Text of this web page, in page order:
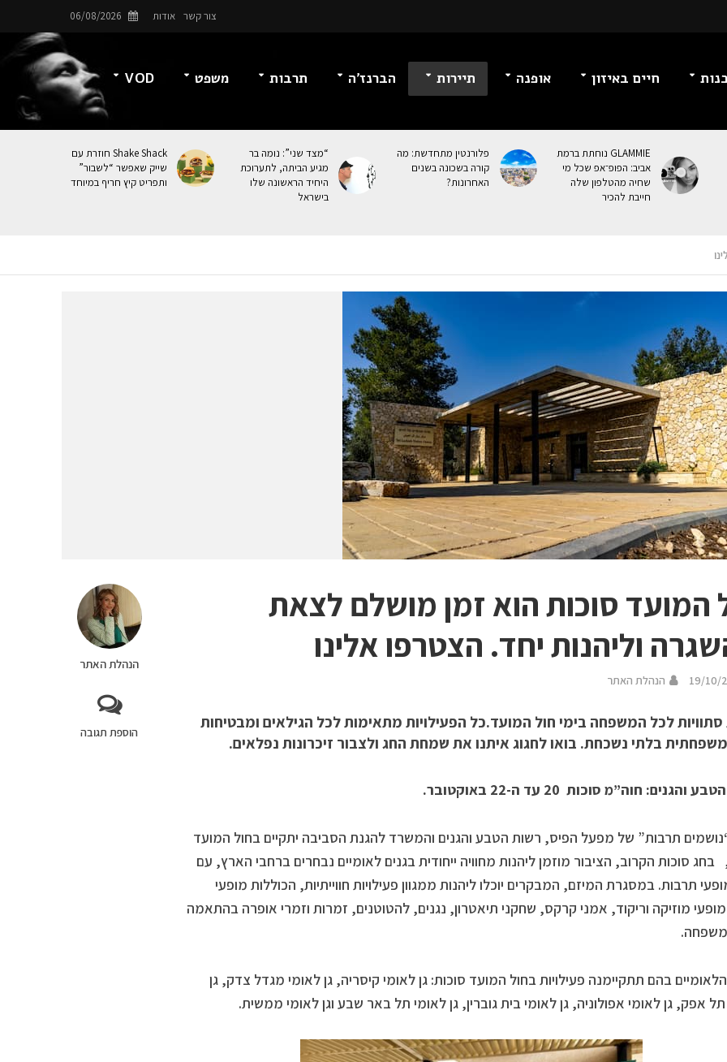
צור קשר אודות 06/08/2026
חיים באיזון אופנה תיירות הברנז’ה תרבות משפט VOD
GLAMMIE נוחתת ברמת
אביב: הפופ־אפ שכל מי
שחיה מהטלפון שלה
חייבת להכיר
פלורנטין מתחדשת: מה
קורה בשכונה בשנים
האחרונות?
“מצד שני”: נומה בר
מגיע הביתה, לתערוכת
היחיד הראשונה שלו
בישראל
Shake Shack חוזרת עם
שייק שאפשר “לשבור”
ותפריט קיץ חריף במיוחד
הנהלת האתר
הוספת תגובה
המועד סוכות הוא זמן מושלם לצאת
וליהנות יחד. הצטרפו אלינו
19/10/ הנהלת האתר
סתוויות לכל המשפחה בימי חול המועד.כל הפעילויות מתאימות לכל הגילאים ומבטיחות
משפחתית בלתי נשכחת. בואו לחגוג איתנו את שמחת החג ולצבור זיכרונות נפלאים.
והגנים: חוה”מ סוכות 20 עד ה-22 באוקטובר.
תרבות” של מפעל הפיס, רשות הטבע והגנים והמשרד להגנת הסביבה יתקיים בחול המועד
בחג סוכות הקרוב, הציבור מוזמן ליהנות מחוויה ייחודית בגנים לאומיים נבחרים ברחבי הארץ, עם
תרבות. במסגרת המיזם, המבקרים יוכלו ליהנות ממגוון פעילויות חווייתיות, הכוללות מופעי
מוזיקה וריקוד, אמני קרקס, שחקני תיאטרון, נגנים, להטוטנים, זמרות וזמרי אופרה בהתאמה
בהם תתקיימנה פעילויות בחול המועד סוכות: גן לאומי קיסריה, גן לאומי מגדל צדק, גן
אפק, גן לאומי אפולוניה, גן לאומי בית גוברין, גן לאומי תל באר שבע וגן לאומי ממשית.